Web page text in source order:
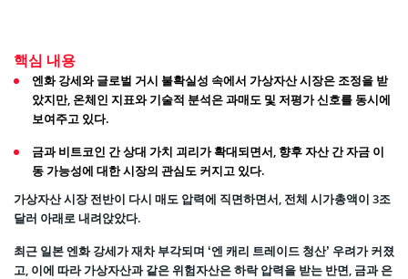
핵심 내용
엔화 강세와 글로벌 거시 불확실성 속에서 가상자산 시장은 조정을 받
았지만, 온체인 지표와 기술적 분석은 과매도 및 저평가 신호를 동시에
보여주고 있다.
금과 비트코인 간 상대 가치 괴리가 확대되면서, 향후 자산 간 자금 이
동 가능성에 대한 시장의 관심도 커지고 있다.
가상자산 시장 전반이 다시 매도 압력에 직면하면서, 전체 시가총액이 3조
달러 아래로 내려앉았다.
최근 일본 엔화 강세가 재차 부각되며 ‘엔 캐리 트레이드 청산’ 우려가 커졌
고, 이에 따라 가상자산과 같은 위험자산은 하락 압력을 받는 반면, 금과 은